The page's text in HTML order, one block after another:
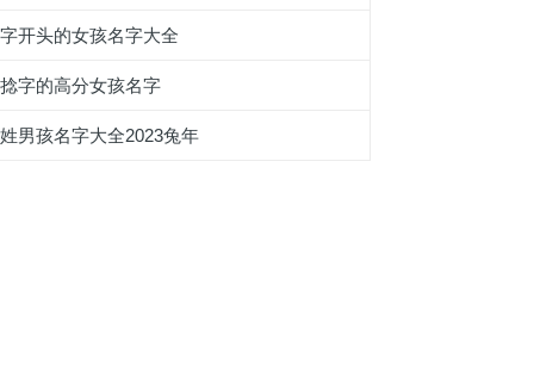
开头的女孩名字大全
字的高分女孩名字
男孩名字大全2023兔年